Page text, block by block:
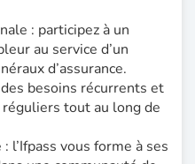
: participez à un
au service d’un
d’assurance.
besoins récurrents et
tout au long de
l’Ifpass vous forme à ses